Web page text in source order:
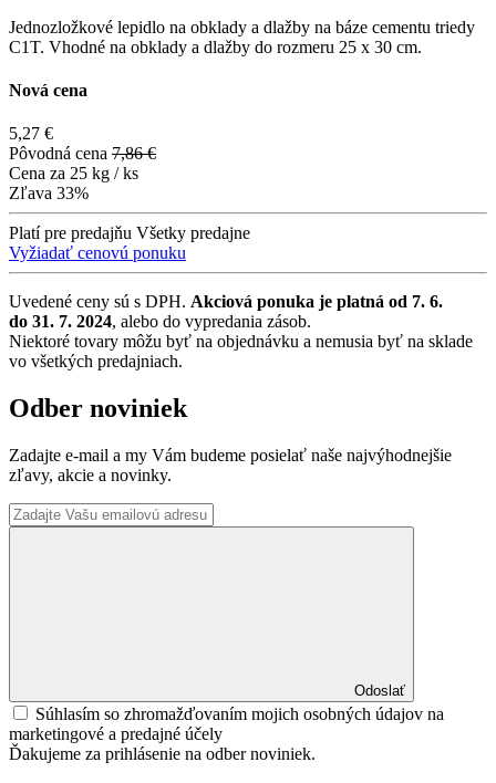
Jednozložkové lepidlo na obklady a dlažby na báze cementu triedy
C1T. Vhodné na obklady a dlažby do rozmeru 25 x 30 cm.
Nová cena
5,27 €
Pôvodná cena 7,86 €
Cena za 25 kg / ks
Zľava 33%
Platí pre predajňu Všetky predajne
Vyžiadať cenovú ponuku
Uvedené ceny sú s DPH. Akciová ponuka je platná od 7. 6.
do 31. 7. 2024, alebo do vypredania zásob.
Niektoré tovary môžu byť na objednávku a nemusia byť na sklade
vo všetkých predajniach.
Odber noviniek
Zadajte e-mail a my Vám budeme posielať naše najvýhodnejšie
zľavy, akcie a novinky.
Odoslať
Súhlasím so zhromažďovaním mojich osobných údajov na
marketingové a predajné účely
Ďakujeme za prihlásenie na odber noviniek.